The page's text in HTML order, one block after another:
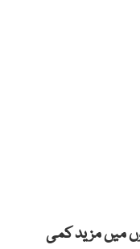
میں مزید کمی